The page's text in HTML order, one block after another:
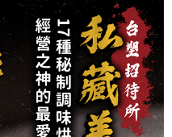
立後會自動跳轉到大哥付的交易
數、繳款截止日，確認付款後即完
後續交易確認頁面所載為準。
或遇審核未通過，訂單將自動取
未達大哥付你分期系統評分，恕無
期」於每月結算日後寄送繳費提
款」的支付方式。 讓您購物簡單
需儲值。
可結帳。
服務，可於會員專區綁定中華電信
折抵消費金額 (1點等於1元)。